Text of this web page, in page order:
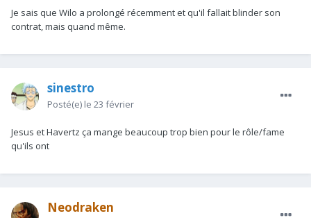
Je sais que Wilo a prolongé récemment et qu'il fallait blinder son
contrat, mais quand même.
sinestro
Posté(e) le 23 février
Jesus et Havertz ça mange beaucoup trop bien pour le rôle/fame
qu'ils ont
Neodraken